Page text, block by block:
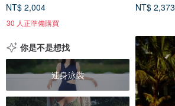
NT$ 2,004
30 人正準備購買
NT$ 2,373
你是不是想找
連身泳裝